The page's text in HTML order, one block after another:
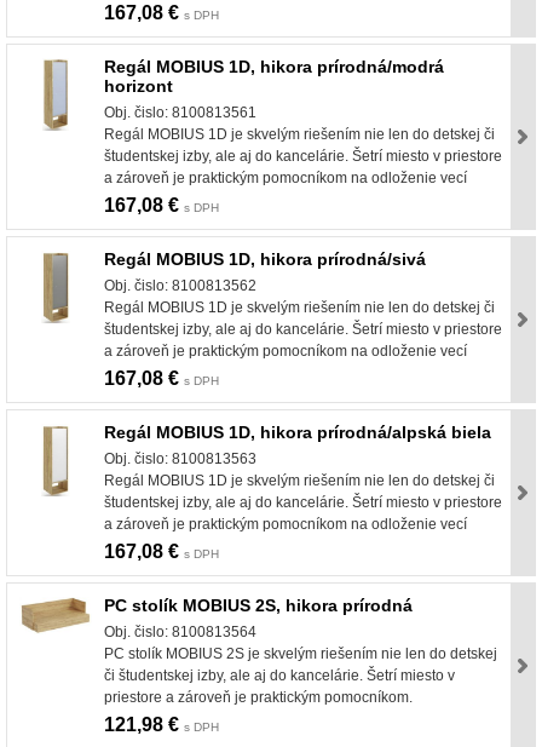
167,08 € s DPH
Regál MOBIUS 1D, hikora prírodná/modrá
horizont
Obj. čislo: 8100813561
Regál MOBIUS 1D je skvelým riešením nie len do detskej či
študentskej izby, ale aj do kancelárie. Šetrí miesto v priestore
a zároveň je praktickým pomocníkom na odloženie vecí
167,08 € s DPH
Regál MOBIUS 1D, hikora prírodná/sivá
Obj. čislo: 8100813562
Regál MOBIUS 1D je skvelým riešením nie len do detskej či
študentskej izby, ale aj do kancelárie. Šetrí miesto v priestore
a zároveň je praktickým pomocníkom na odloženie vecí
167,08 € s DPH
Regál MOBIUS 1D, hikora prírodná/alpská biela
Obj. čislo: 8100813563
Regál MOBIUS 1D je skvelým riešením nie len do detskej či
študentskej izby, ale aj do kancelárie. Šetrí miesto v priestore
a zároveň je praktickým pomocníkom na odloženie vecí
167,08 € s DPH
PC stolík MOBIUS 2S, hikora prírodná
Obj. čislo: 8100813564
PC stolík MOBIUS 2S je skvelým riešením nie len do detskej
či študentskej izby, ale aj do kancelárie. Šetrí miesto v
priestore a zároveň je praktickým pomocníkom.
121,98 € s DPH